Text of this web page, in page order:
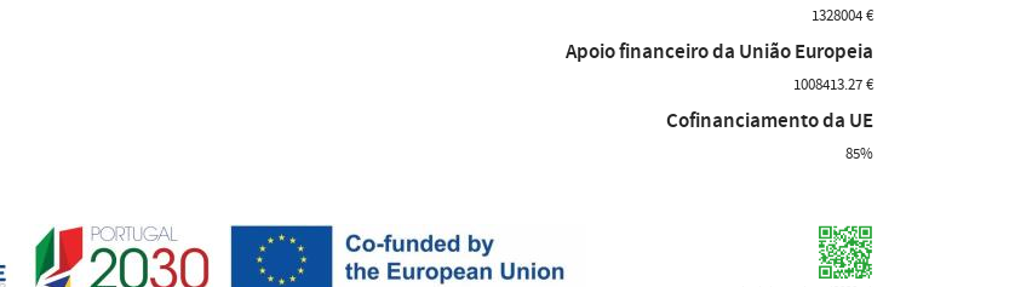
1328004 €
Apoio financeiro da União Europeia
1008413.27 €
Cofinanciamento da UE
85%